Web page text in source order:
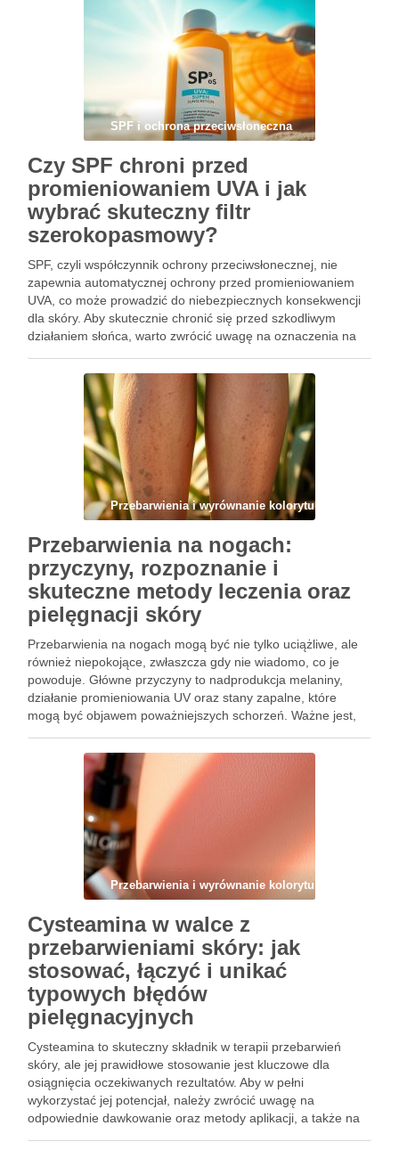
SPF i ochrona przeciwsłoneczna
Czy SPF chroni przed
promieniowaniem UVA i jak
wybrać skuteczny filtr
szerokopasmowy?
SPF, czyli współczynnik ochrony przeciwsłonecznej, nie
zapewnia automatycznej ochrony przed promieniowaniem
UVA, co może prowadzić do niebezpiecznych konsekwencji
dla skóry. Aby skutecznie chronić się przed szkodliwym
działaniem słońca, warto zwrócić uwagę na oznaczenia na
Spectrum” oraz wskaźnik PA. Zrozumienie różnicy między
promieniowaniem UVA a …
Przebarwienia i wyrównanie kolorytu
Przebarwienia na nogach:
przyczyny, rozpoznanie i
skuteczne metody leczenia oraz
pielęgnacji skóry
Przebarwienia na nogach mogą być nie tylko uciążliwe, ale
również niepokojące, zwłaszcza gdy nie wiadomo, co je
powoduje. Główne przyczyny to nadprodukcja melaniny,
działanie promieniowania UV oraz stany zapalne, które
mogą być objawem poważniejszych schorzeń. Ważne jest,
jakie metody leczenia i pielęgnacji mogą …
Przebarwienia i wyrównanie kolorytu
Cysteamina w walce z
przebarwieniami skóry: jak
stosować, łączyć i unikać
typowych błędów
pielęgnacyjnych
Cysteamina to skuteczny składnik w terapii przebarwień
skóry, ale jej prawidłowe stosowanie jest kluczowe dla
osiągnięcia oczekiwanych rezultatów. Aby w pełni
wykorzystać jej potencjał, należy zwrócić uwagę na
odpowiednie dawkowanie oraz metody aplikacji, a także na